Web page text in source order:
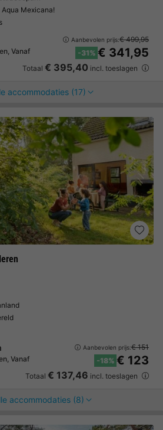
Mexicana!
Vanaf
Aanbevolen prijs:€ 499,95
-31% € 341,95
Totaal € 395,40 incl. toeslagen
accommodaties (17)
Vanaf
Aanbevolen prijs:€ 151
-18% € 123
Totaal € 137,46 incl. toeslagen
accommodaties (8)